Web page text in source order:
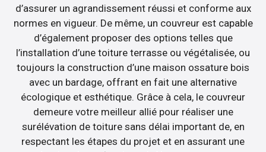
d’assurer un agrandissement réussi et conforme aux
normes en vigueur. De même, un couvreur est capable
d’également proposer des options telles que
l’installation d’une toiture terrasse ou végétalisée, ou
toujours la construction d’une maison ossature bois
avec un bardage, offrant en fait une alternative
écologique et esthétique. Grâce à cela, le couvreur
demeure votre meilleur allié pour réaliser une
surélévation de toiture sans délai important de, en
respectant les étapes du projet et en assurant une